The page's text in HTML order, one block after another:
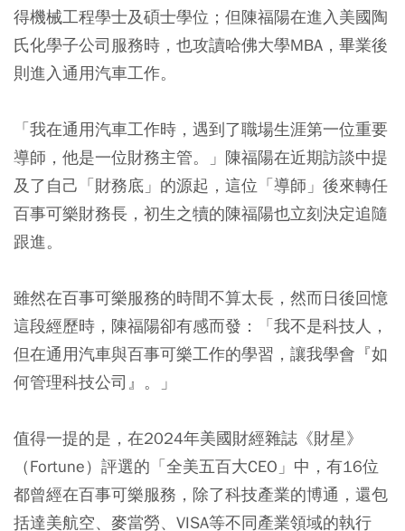
得機械工程學士及碩士學位；但陳福陽在進入美國陶
氏化學子公司服務時，也攻讀哈佛大學MBA，畢業後
則進入通用汽車工作。
「我在通用汽車工作時，遇到了職場生涯第一位重要
導師，他是一位財務主管。」陳福陽在近期訪談中提
及了自己「財務底」的源起，這位「導師」後來轉任
百事可樂財務長，初生之犢的陳福陽也立刻決定追隨
跟進。
雖然在百事可樂服務的時間不算太長，然而日後回憶
這段經歷時，陳福陽卻有感而發：「我不是科技人，
但在通用汽車與百事可樂工作的學習，讓我學會『如
何管理科技公司』。」
值得一提的是，在2024年美國財經雜誌《財星》
（Fortune）評選的「全美五百大CEO」中，有16位
都曾經在百事可樂服務，除了科技產業的博通，還包
括達美航空、麥當勞、VISA等不同產業領域的執行